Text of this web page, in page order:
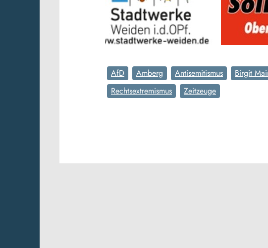
AfD Amberg Antisemitismus Birgit
Rechtsextremismus
Zeitzeuge